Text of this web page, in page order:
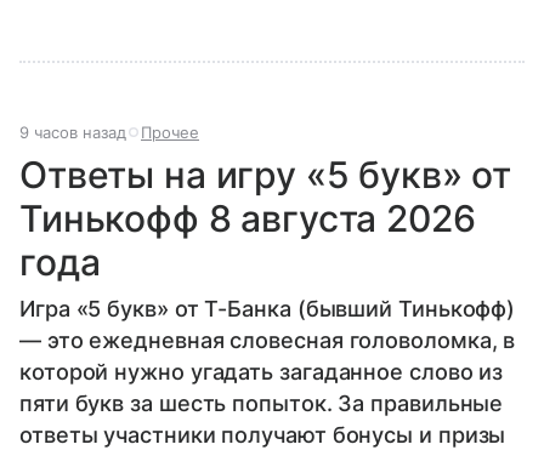
9 часов назад Прочее
Ответы на игру «5 букв» от
Тинькофф 8 августа 2026
года
Игра «5 букв» от Т-Банка (бывший Тинькофф)
— это ежедневная словесная головоломка, в
которой нужно угадать загаданное слово из
пяти букв за шесть попыток. За правильные
ответы участники получают бонусы и призы